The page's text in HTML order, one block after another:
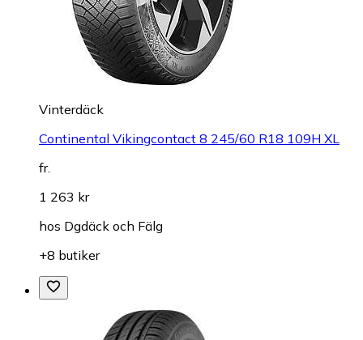
Vinterdäck
Continental Vikingcontact 8 245/60 R18 109H XL
fr.
1 263 kr
hos Dgdäck och Fälg
+8 butiker